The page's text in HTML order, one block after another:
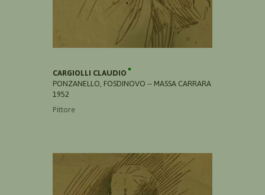
CARGIOLLI CLAUDIO
PONZANELLO, FOSDINOVO -- MASSA CARRARA
1952
Pittore